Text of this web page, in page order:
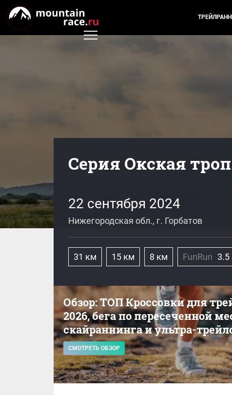
Серия Окская
22 сентября 2024
Нижегородская обл., г. Горбатов
31 км 15 км 8 км FunRun 3.5
Обзор: ТОП Кроссовки для
2026, бега по пересеченной
скайраннинга и ультра-
СМОТРЕТЬ ОБЗОР